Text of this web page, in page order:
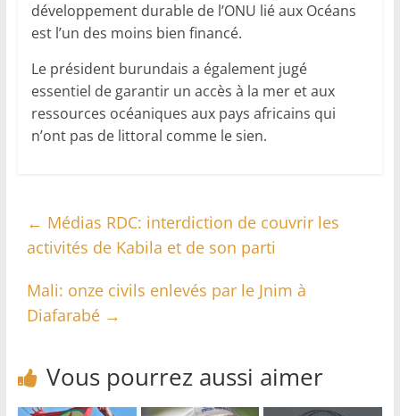
développement durable de l’ONU lié aux Océans
est l’un des moins bien financé.
Le président burundais a également jugé
essentiel de garantir un accès à la mer et aux
ressources océaniques aux pays africains qui
n’ont pas de littoral comme le sien.
← Médias RDC: interdiction de couvrir les
activités de Kabila et de son parti
Mali: onze civils enlevés par le Jnim à
Diafarabé →
Vous pourrez aussi aimer